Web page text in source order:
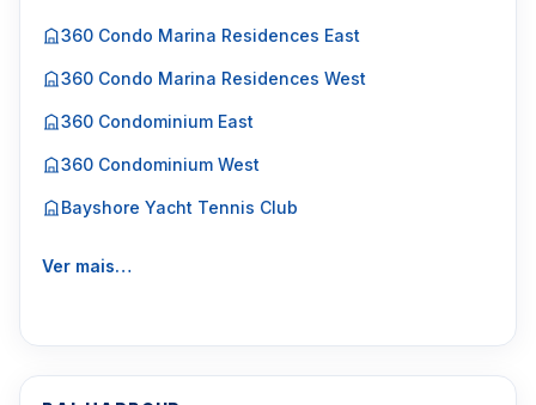
360 Condo Marina Residences East
360 Condo Marina Residences West
360 Condominium East
360 Condominium West
Bayshore Yacht Tennis Club
Ver mais…